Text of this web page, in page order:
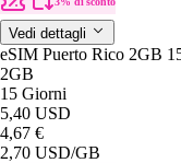
Vedi dettagli
eSIM Puerto Rico 2GB
2GB
15 Giorni
5,40 USD
4,67 €
2,70 USD/GB